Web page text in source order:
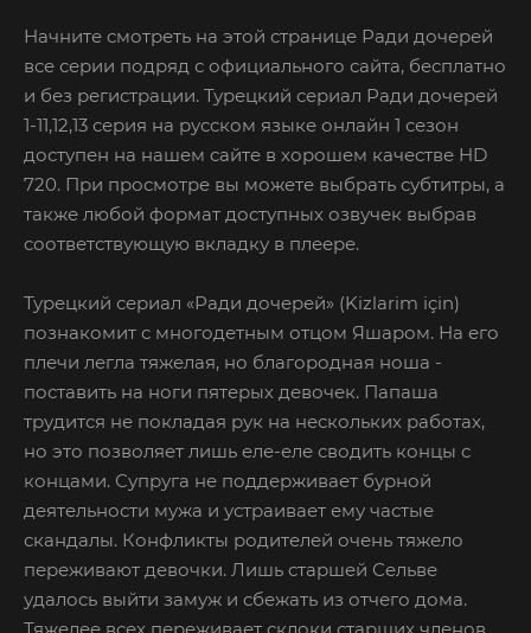
Начните смотреть на этой странице Ради дочерей
все серии подряд с официального сайта, бесплатно
и без регистрации. Турецкий сериал Ради дочерей
1-11,12,13 серия на русском языке онлайн 1 сезон
доступен на нашем сайте в хорошем качестве HD
720. При просмотре вы можете выбрать субтитры, а
также любой формат доступных озвучек выбрав
соответствующую вкладку в плеере.
Турецкий сериал «Ради дочерей» (Kizlarim için)
познакомит с многодетным отцом Яшаром. На его
плечи легла тяжелая, но благородная ноша -
поставить на ноги пятерых девочек. Папаша
трудится не покладая рук на нескольких работах,
но это позволяет лишь еле-еле сводить концы с
концами. Супруга не поддерживает бурной
деятельности мужа и устраивает ему частые
скандалы. Конфликты родителей очень тяжело
переживают девочки. Лишь старшей Сельве
удалось выйти замуж и сбежать из отчего дома.